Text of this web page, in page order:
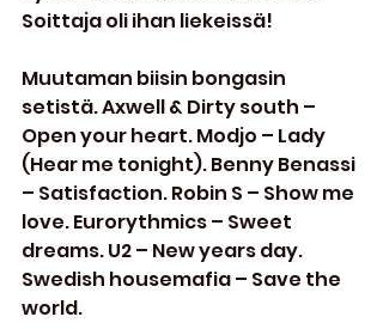
Soittaja oli ihan liekeissä!
Muutaman biisin bongasin
setistä. Axwell & Dirty south –
Open your heart. Modjo – Lady
(Hear me tonight). Benny Benassi
– Satisfaction. Robin S – Show me
love. Eurorythmics – Sweet
dreams. U2 – New years day.
Swedish housemafia – Save the
world.